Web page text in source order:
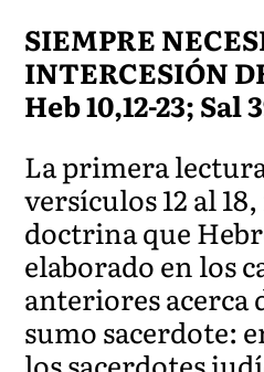
SIEMPRE
INTERCESIÓN
Heb 10,12-23; Sal
La primera
versículos 12 al
doctrina que
elaborado en los
anteriores acerca
sumo sacerdote: